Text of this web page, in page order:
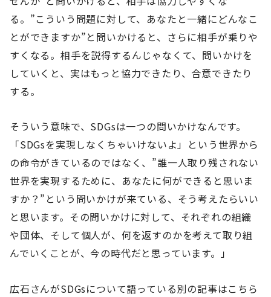
る。”こういう問題に対して、あなたと一緒にどんなこ
とができますか”と問いかけると、さらに相手が乗りや
すくなる。相手を説得するんじゃなくて、問いかけを
していくと、実はもっと協力できたり、合意できたり
する。
そういう意味で、SDGsは一つの問いかけなんです。
「SDGsを実現しなくちゃいけないよ」という世界から
の命令がきているのではなく、”誰一人取り残されない
世界を実現するために、あなたに何ができると思いま
すか？”という問いかけが来ている、そう考えたらいい
と思います。その問いかけに対して、それぞれの組織
や団体、そして個人が、何を返すのかを考えて取り組
んでいくことが、今の時代だと思っています。」
広石さんがSDGsについて語っている別の記事はこちら